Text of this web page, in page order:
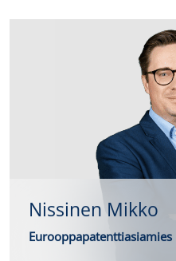
Nissinen Mikko
Eurooppapatenttiasiamies